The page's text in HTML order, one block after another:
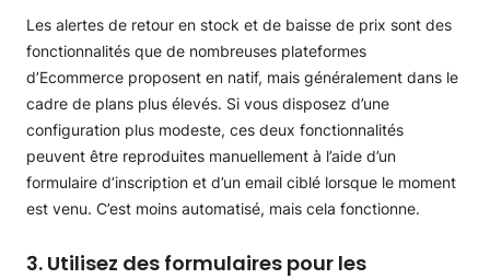
Les alertes de retour en stock et de baisse de prix sont des
fonctionnalités que de nombreuses plateformes
d’Ecommerce proposent en natif, mais généralement dans le
cadre de plans plus élevés. Si vous disposez d’une
configuration plus modeste, ces deux fonctionnalités
peuvent être reproduites manuellement à l’aide d’un
formulaire d’inscription et d’un email ciblé lorsque le moment
est venu. C’est moins automatisé, mais cela fonctionne.
3. Utilisez des formulaires pour les